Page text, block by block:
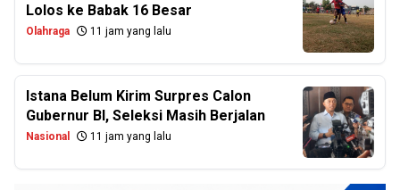
Lolos ke Babak 16 Besar
Olahraga 11 jam yang lalu
Istana Belum Kirim Surpres Calon
Gubernur BI, Seleksi Masih Berjalan
Nasional 11 jam yang lalu